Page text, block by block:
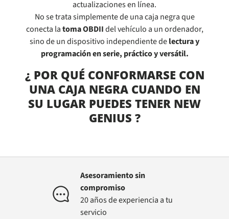
actualizaciones en línea.
No se trata simplemente de una caja negra que
conecta latoma OBDIIdel vehículo a un ordenador,
sino de un dispositivo independiente delectura y
programación en serie, práctico y versátil.
¿ POR QUÉ CONFORMARSE CON
UNA CAJA NEGRA CUANDO EN
SU LUGAR PUEDES TENER NEW
GENIUS ?
Asesoramiento sin
compromiso
20 años de experiencia a tu
servicio